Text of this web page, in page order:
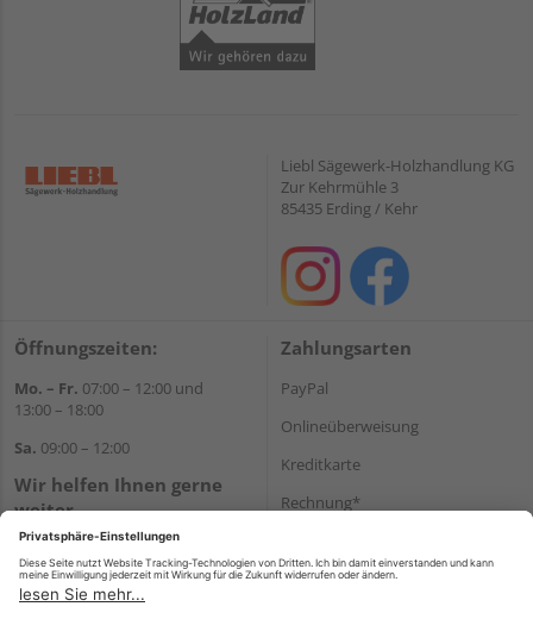
Liebl Sägewerk-Holzhandlung KG
Zur Kehrmühle 3
85435 Erding / Kehr
Öffnungszeiten:
Mo. – Fr. 07:00 – 12:00 und
13:00 – 18:00
Sa. 09:00 – 12:00
Wir helfen Ihnen gerne
weiter
Tel.:+49 8122 14197
E-Mail:vertrieb@holz-liebl.de
Zahlungsarten
PayPal
Onlineüberweisung
Kreditkarte
Rechnung*
Versand